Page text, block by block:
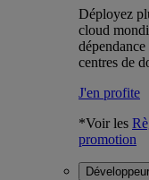
Déployez
cloud
centres de
J'en profite
*Voir les
promotion